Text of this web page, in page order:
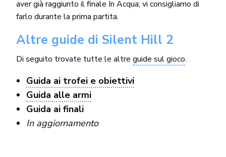
aver già raggiunto il finale In Acqua; vi consigliamo di
farlo durante la prima partita.
Altre guide di Silent Hill 2
Di seguito trovate tutte le altreguide sul gioco.
Guida ai trofei e obiettivi
Guida alle armi
Guida ai finali
In aggiornamento